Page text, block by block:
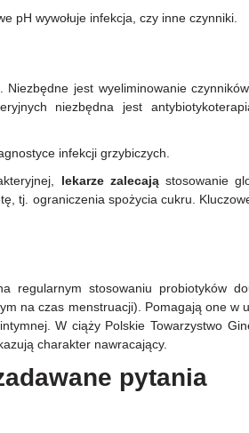
pH wywołuje infekcja, czy inne czynniki.
jest wyeliminowanie
niezbędna jest
infekcji grzybiczych.
lekarze zalecająstosowanie
tj. ograniczenia spożycia cukru.
regularnym stosowaniu probiotyków
na czas menstruacji). Pomagają one w
W ciąży Polskie Towarzystwo
charakter nawracający.
pytania